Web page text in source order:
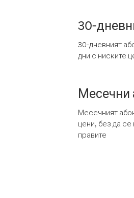
30-
30-дневният
дни с ниските
Месечни
Месечният
цени, без да
правите